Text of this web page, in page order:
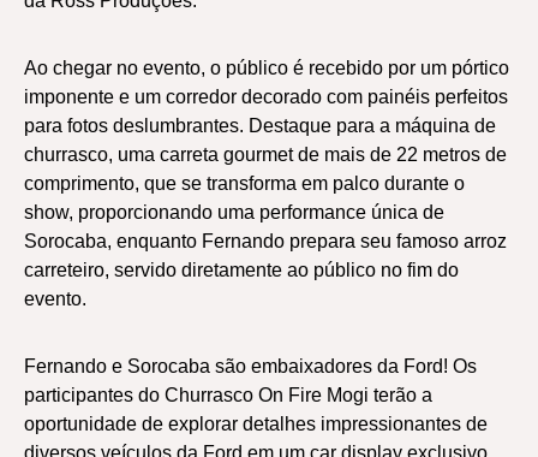
Ao chegar no evento, o público é recebido por um pórtico
imponente e um corredor decorado com painéis perfeitos
para fotos deslumbrantes. Destaque para a máquina de
churrasco, uma carreta gourmet de mais de 22 metros de
comprimento, que se transforma em palco durante o
show, proporcionando uma performance única de
Sorocaba, enquanto Fernando prepara seu famoso arroz
carreteiro, servido diretamente ao público no fim do
evento.
Fernando e Sorocaba são embaixadores da Ford! Os
participantes do Churrasco On Fire Mogi terão a
oportunidade de explorar detalhes impressionantes de
diversos veículos da Ford em um car display exclusivo,